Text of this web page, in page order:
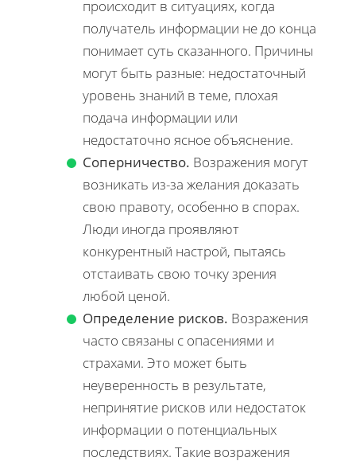
происходит в ситуациях, когда
получатель информации не до конца
понимает суть сказанного. Причины
могут быть разные: недостаточный
уровень знаний в теме, плохая
подача информации или
недостаточно ясное объяснение.
Соперничество. Возражения могут
возникать из-за желания доказать
свою правоту, особенно в спорах.
Люди иногда проявляют
конкурентный настрой, пытаясь
отстаивать свою точку зрения
любой ценой.
Определение рисков. Возражения
часто связаны с опасениями и
страхами. Это может быть
неуверенность в результате,
непринятие рисков или недостаток
информации о потенциальных
последствиях. Такие возражения